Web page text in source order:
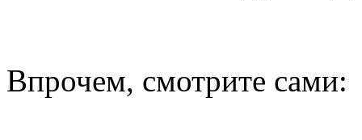
Впрочем, смотрите сами: